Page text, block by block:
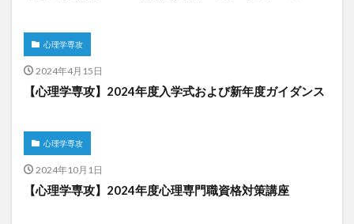
心理学専攻
2024年4月15日
【心理学専攻】2024年度入学式および新年度ガイダンス
心理学専攻
2024年10月1日
【心理学専攻】2024年度心理専門職資格対策講座